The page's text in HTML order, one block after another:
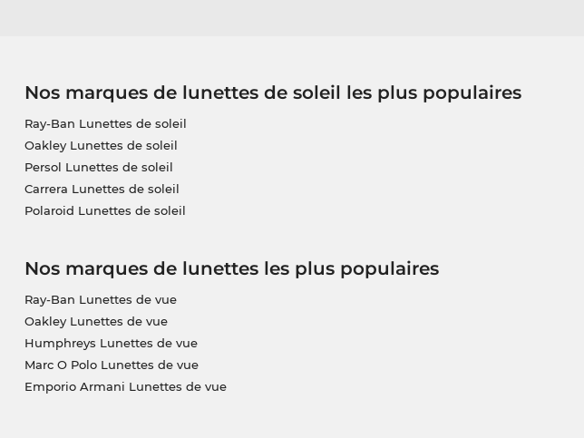
Nos marques de lunettes de soleil les plus populaires
Ray-Ban Lunettes de soleil
Oakley Lunettes de soleil
Persol Lunettes de soleil
Carrera Lunettes de soleil
Polaroid Lunettes de soleil
Nos marques de lunettes les plus populaires
Ray-Ban Lunettes de vue
Oakley Lunettes de vue
Humphreys Lunettes de vue
Marc O Polo Lunettes de vue
Emporio Armani Lunettes de vue